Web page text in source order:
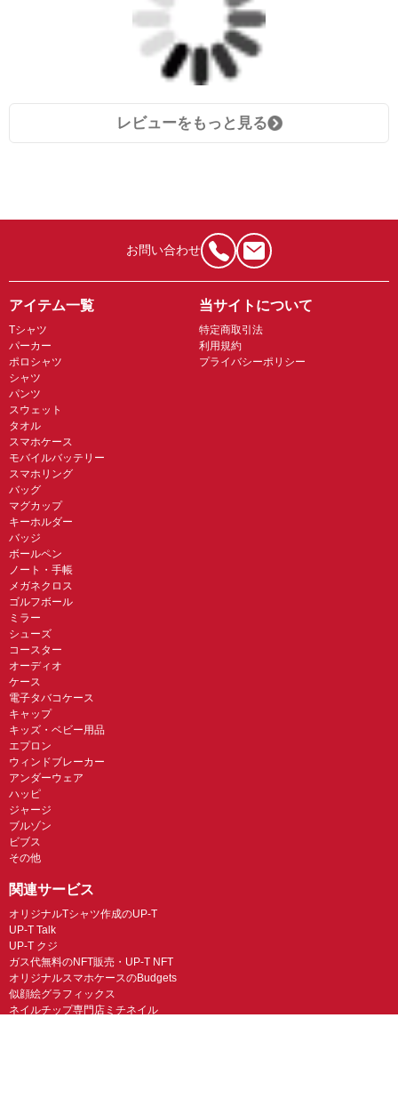
レビューをもっと見る
お問い合わせ
アイテム一覧
Tシャツ
パーカー
ポロシャツ
シャツ
パンツ
スウェット
タオル
スマホケース
モバイルバッテリー
スマホリング
バッグ
マグカップ
キーホルダー
バッジ
ボールペン
ノート・手帳
メガネクロス
ゴルフボール
ミラー
シューズ
コースター
オーディオ
ケース
電子タバコケース
キャップ
キッズ・ベビー用品
エプロン
ウィンドブレーカー
アンダーウェア
ハッピ
ジャージ
ブルゾン
ビブス
その他
当サイトについて
特定商取引法
利用規約
プライバシーポリシー
関連サービス
オリジナルTシャツ作成のUP-T
UP-T Talk
UP-T クジ
ガス代無料のNFT販売・UP-T NFT
オリジナルスマホケースのBudgets
似顔絵グラフィックス
ネイルチップ専門店ミチネイル